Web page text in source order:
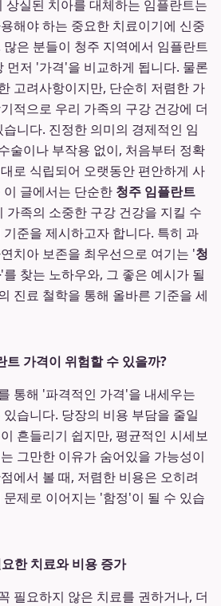
상실된 치아를 대체하는 임플란트는
해야 하는 중요한 치료이기에 신중
은 분들이 청주 지역에서 임플란트
먼저 '가격'을 비교하게 됩니다. 물론
고려사항이지만, 단순히 저렴한 가
적으로 우리 가족의 구강 건강에 더
니다. 진정한 의미의 경제적인 임
술이나 부작용 없이, 처음부터 정확
로 식립되어 오랫동안 편안하게 사
글에서는 단순한 청주 임플란트
가족의 소중한 구강 건강을 지킬 수
준을 제시하고자 합니다. 특히 과
치아 보존을 최우선으로 여기는 '청
'를 찾는 노하우와, 그 좋은 예시가 될
진료 철학을 통해 올바른 기준을 세
트 가격이 위험할 수 있을까?
통해 '파격적인 가격'을 내세우는
습니다. 당장의 비용 부담을 줄일
흔들리기 쉽지만, 평균적인 시세보
그만한 이유가 숨어있을 가능성이
에서 볼 때, 저렴한 비용은 오히려
제로 이어지는 '함정'이 될 수 있습
한 치료와 비용 증가
필요하지 않은 치료를 권하거나, 더